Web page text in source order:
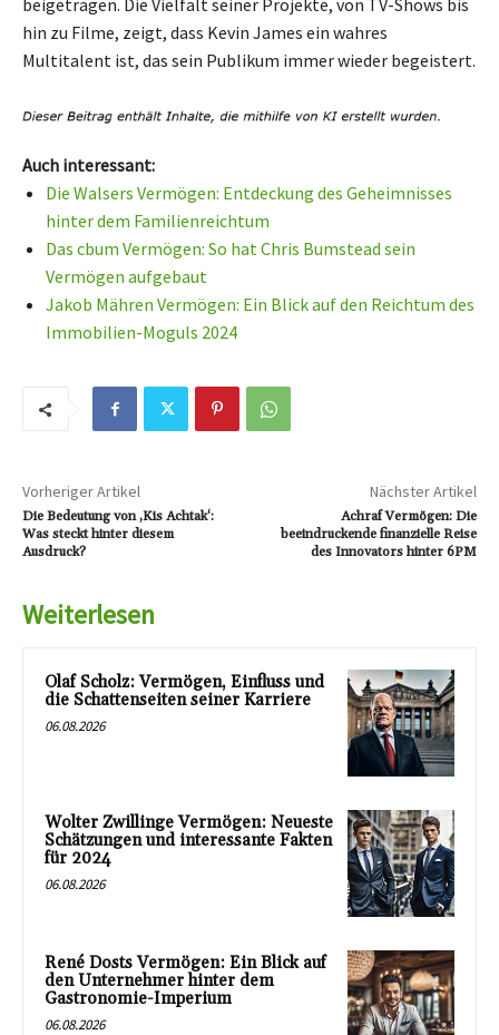
hin zu Filme, zeigt, dass Kevin James ein wahres
Multitalent ist, das sein Publikum immer wieder begeistert.
Auch interessant:
Die Walsers Vermögen: Entdeckung des Geheimnisses
hinter dem Familienreichtum
Das cbum Vermögen: So hat Chris Bumstead sein
Vermögen aufgebaut
Jakob Mähren Vermögen: Ein Blick auf den Reichtum des
Immobilien-Moguls 2024
Vorheriger Artikel
Die Bedeutung von ‚Kis Achtak‘:
Was steckt hinter diesem
Ausdruck?
Nächster Artikel
Achraf Vermögen: Die
beeindruckende finanzielle Reise
des Innovators hinter 6PM
Weiterlesen
Olaf Scholz: Vermögen, Einfluss und
die Schattenseiten seiner Karriere
06.08.2026
Wolter Zwillinge Vermögen: Neueste
Schätzungen und interessante Fakten
für 2024
06.08.2026
René Dosts Vermögen: Ein Blick auf
den Unternehmer hinter dem
Gastronomie-Imperium
06.08.2026